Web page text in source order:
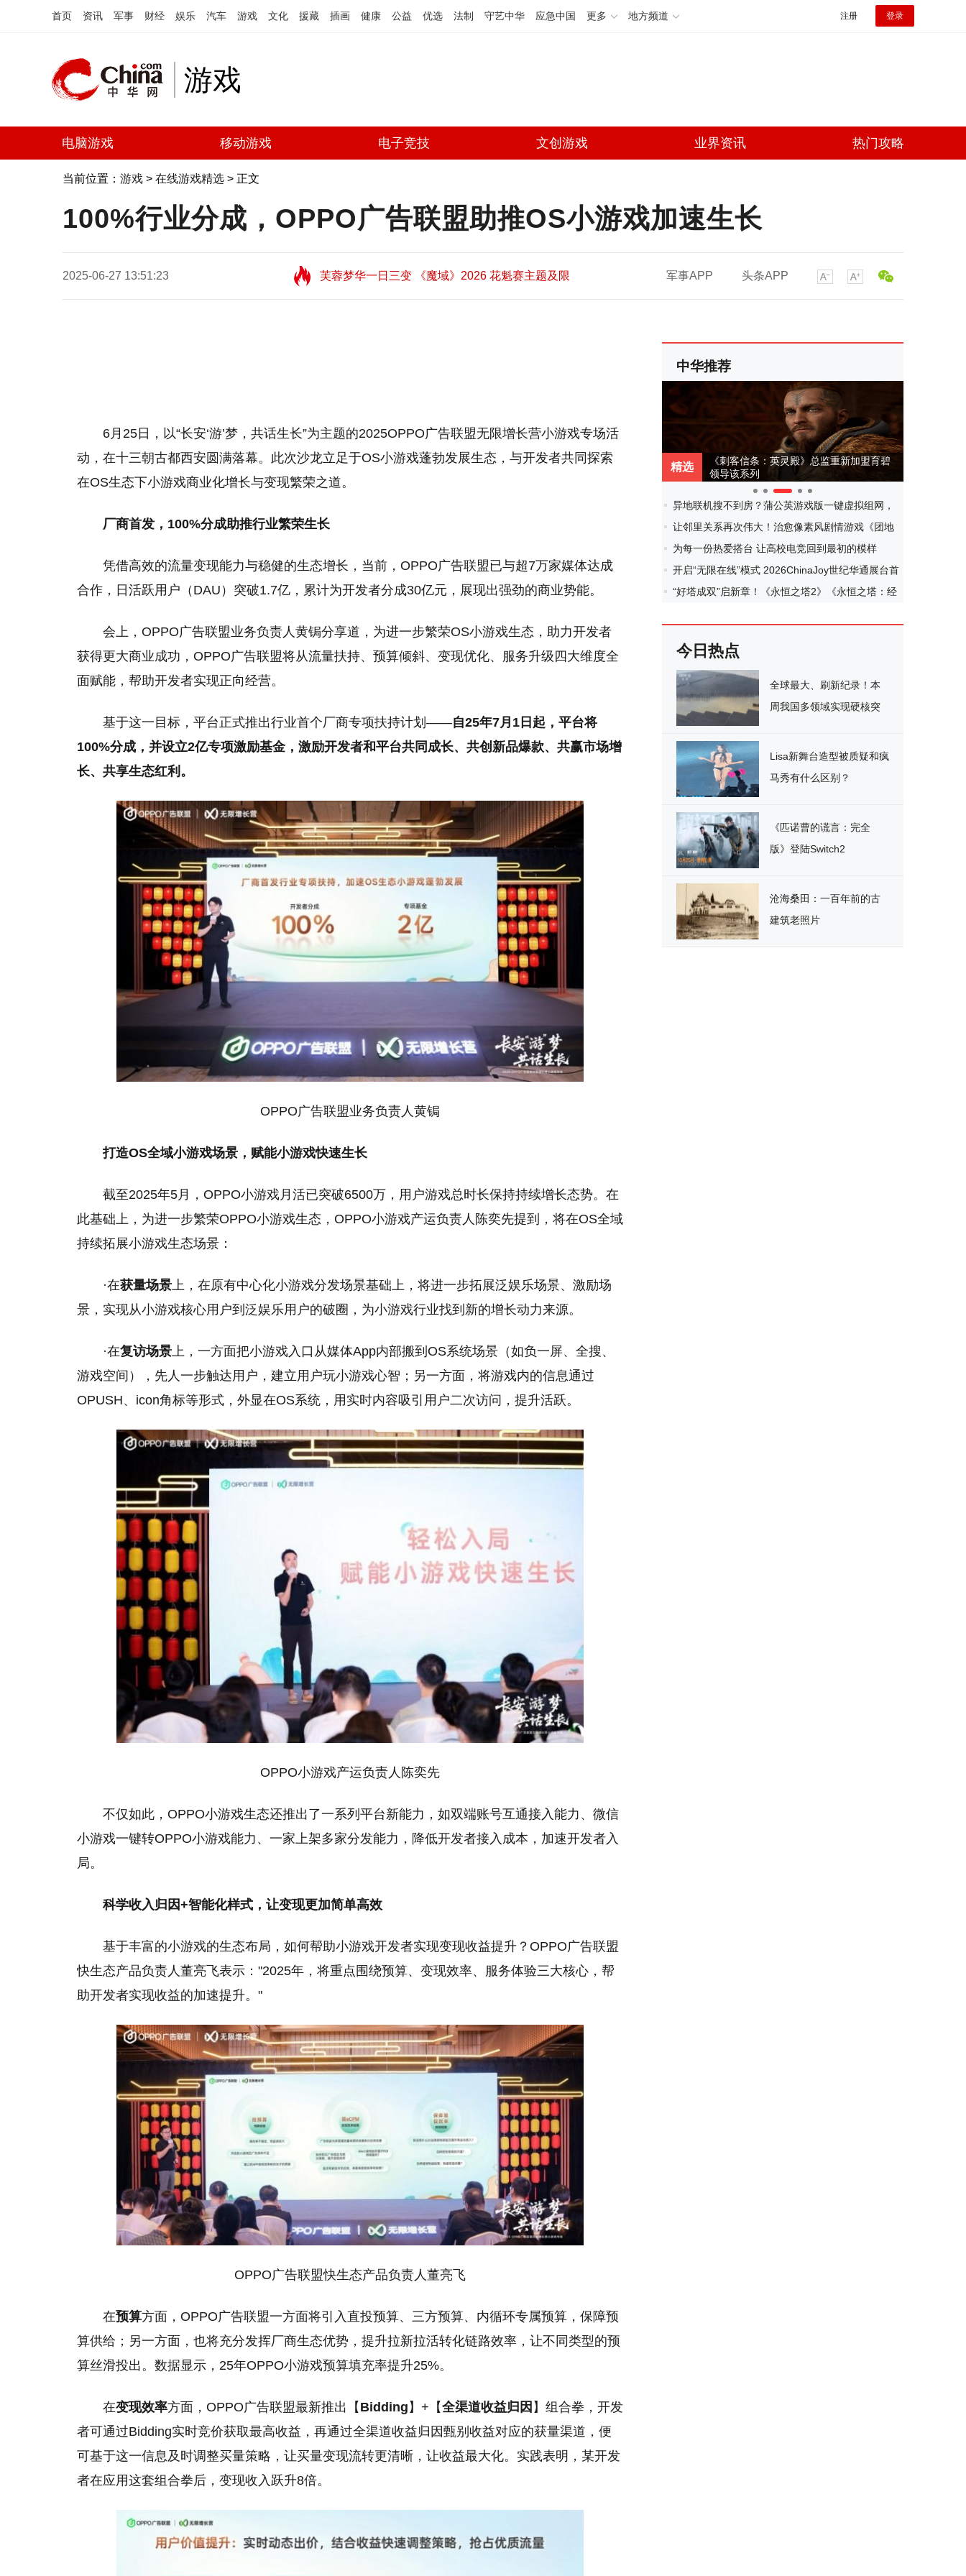
首页 资讯 军事 财经 娱乐 汽车 游戏 文化 援藏 插画 健康 公益 优选 法制 守艺中华 应急中国 更多 地方频道 注册 登录
游戏
电脑游戏 移动游戏 电子竞技 文创游戏 业界资讯 热门攻略
当前位置： 游戏 > 在线游戏精选 > 正文
100%行业分成，OPPO广告联盟助推OS小游戏加速生长
2025-06-27 13:51:23
芙蓉梦华一日三变 《魔域》2026 花魁赛主题及限
定外观首曝09:08
PS5 Pro系统更新 Beta版默认开启PSSR 2 所有游
月杀青09:08
《幽灵行动》25周年 《荒野》、《断点》0.5折！
戏画质自动增强
《GTA6》加长版预览8月28日凌晨3点Netflix播出
占惹众怒
一个预告=百万销量！网飞限时独占《GTA6》预告
月杀青 09:08
《幽灵行动》25周年 《荒野》、《断点》0.5折！
军事APP 头条APP
6月25日，以“长安‘游’梦，共话生长”为主题的2025OPPO广告联盟无限增长营小游戏专场活
动，在十三朝古都西安圆满落幕。此次沙龙立足于OS小游戏蓬勃发展生态，与开发者共同探索
在OS生态下小游戏商业化增长与变现繁荣之道。
厂商首发，100%分成助推行业繁荣生长
凭借高效的流量变现能力与稳健的生态增长，当前，OPPO广告联盟已与超7万家媒体达成
合作，日活跃用户（DAU）突破1.7亿，累计为开发者分成30亿元，展现出强劲的商业势能。
会上，OPPO广告联盟业务负责人黄锔分享道，为进一步繁荣OS小游戏生态，助力开发者
获得更大商业成功，OPPO广告联盟将从流量扶持、预算倾斜、变现优化、服务升级四大维度全
面赋能，帮助开发者实现正向经营。
基于这一目标，平台正式推出行业首个厂商专项扶持计划——自25年7月1日起，平台将
100%分成，并设立2亿专项激励基金，激励开发者和平台共同成长、共创新品爆款、共赢市场增
长、共享生态红利。
OPPO广告联盟业务负责人黄锔
打造OS全域小游戏场景，赋能小游戏快速生长
截至2025年5月，OPPO小游戏月活已突破6500万，用户游戏总时长保持持续增长态势。在
此基础上，为进一步繁荣OPPO小游戏生态，OPPO小游戏产运负责人陈奕先提到，将在OS全域
持续拓展小游戏生态场景：
·在获量场景上，在原有中心化小游戏分发场景基础上，将进一步拓展泛娱乐场景、激励场
景，实现从小游戏核心用户到泛娱乐用户的破圈，为小游戏行业找到新的增长动力来源。
·在复访场景上，一方面把小游戏入口从媒体App内部搬到OS系统场景（如负一屏、全搜、
游戏空间），先人一步触达用户，建立用户玩小游戏心智；另一方面，将游戏内的信息通过
OPUSH、icon角标等形式，外显在OS系统，用实时内容吸引用户二次访问，提升活跃。
OPPO小游戏产运负责人陈奕先
不仅如此，OPPO小游戏生态还推出了一系列平台新能力，如双端账号互通接入能力、微信
小游戏一键转OPPO小游戏能力、一家上架多家分发能力，降低开发者接入成本，加速开发者入
局。
科学收入归因+智能化样式，让变现更加简单高效
基于丰富的小游戏的生态布局，如何帮助小游戏开发者实现变现收益提升？OPPO广告联盟
快生态产品负责人董亮飞表示："2025年，将重点围绕预算、变现效率、服务体验三大核心，帮
助开发者实现收益的加速提升。"
OPPO广告联盟快生态产品负责人董亮飞
在预算方面，OPPO广告联盟一方面将引入直投预算、三方预算、内循环专属预算，保障预
算供给；另一方面，也将充分发挥厂商生态优势，提升拉新拉活转化链路效率，让不同类型的预
算丝滑投出。数据显示，25年OPPO小游戏预算填充率提升25%。
在变现效率方面，OPPO广告联盟最新推出【 Bidding 】+【全渠道收益归因 】组合拳，开发
者可通过Bidding实时竞价获取最高收益，再通过全渠道收益归因甄别收益对应的获量渠道，便
可基于这一信息及时调整买量策略，让买量变现流转更清晰，让收益最大化。实践表明，某开发
者在应用这套组合拳后，变现收入跃升8倍。
中华推荐
技嘉推出钛金雕1600PG5 AI TOP电源：
为发烧级主机与本地AI算力打造旗舰供电
精选
索尼直接不装了！PS5包装盒上被贴警
告：不再会有实体版
精选
《刺客信条：英灵殿》总监重新加盟育碧
精选
虎牙游戏发行IP矩阵再落重磅一子！顶
流“女明星”ZANMANG LOOPY 正版3D消
除手游《消消奇遇》惊喜曝光
异地联机搜不到房？蒲公英游戏版一键虚拟组网，
跨平台开黑零门槛！
让邻里关系再次伟大！治愈像素风剧情游戏《团地
日和》定档10月30日发售
为每一份热爱搭台 让高校电竞回到最初的模样
开启“无限在线”模式 2026ChinaJoy世纪华通展台首
日体验拉满
“好塔成双”启新章！《永恒之塔2》《永恒之塔：经
今日热点
全球最大、刷新纪录！本
周我国多领域实现硬核突
Lisa新舞台造型被质疑和疯
马秀有什么区别？
《匹诺曹的谎言：完全
版》登陆Switch2
沧海桑田：一百年前的古
建筑老照片